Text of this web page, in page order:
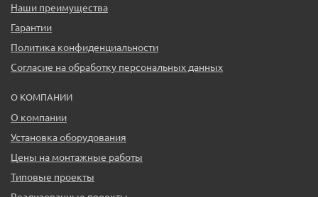
Наши преимущества
Гарантии
Политика конфиденциальности
Согласие на обработку персональных данных
О КОМПАНИИ
О компании
Установка оборудования
Цены на монтажные работы
Типовые проекты